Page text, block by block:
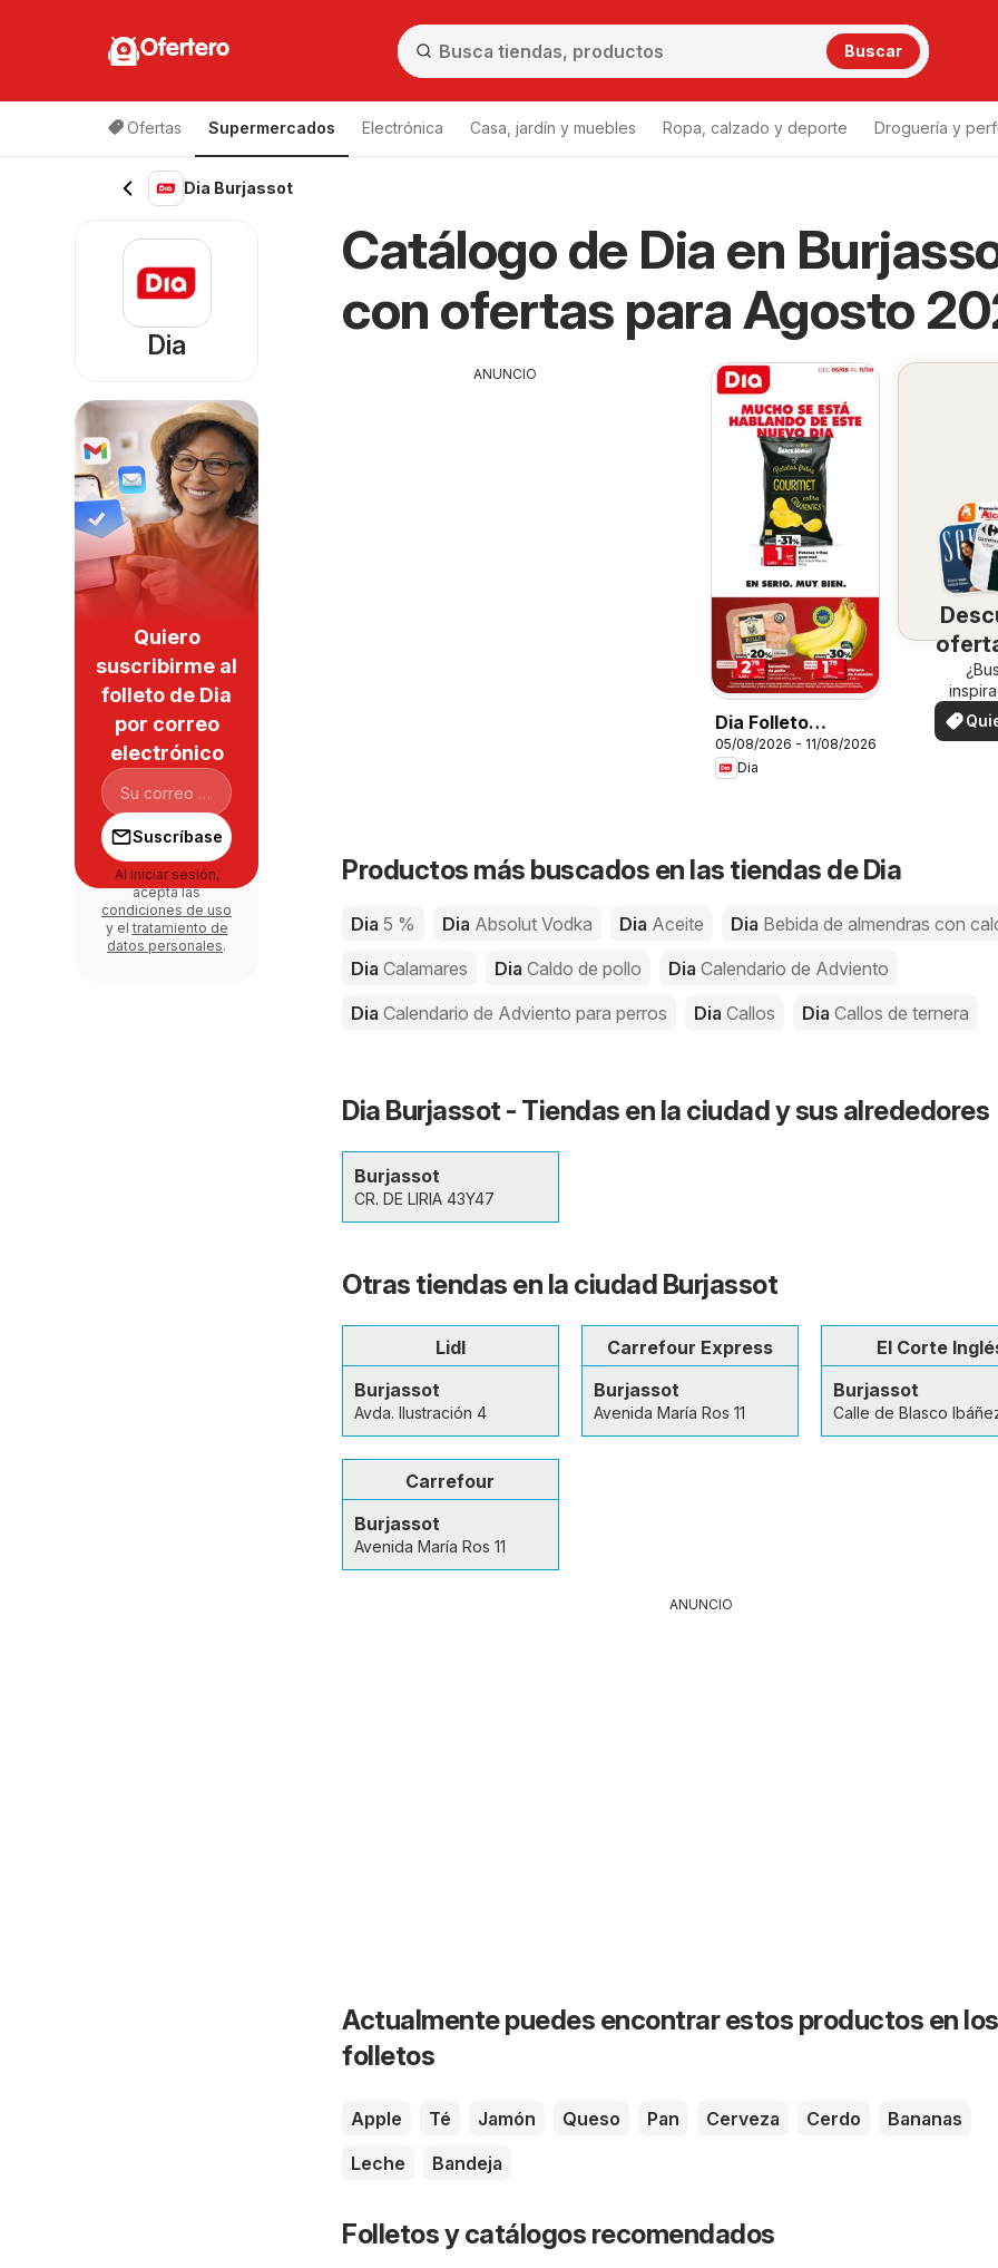
Ofertero Buscar
Ofertas Supermercados Electrónica Casa, jardín y muebles Ropa, calzado y deporte Droguería y
Dia Burjassot
Catálogo de Dia en
con ofertas para Agosto
ANUNCIO
Dia Folleto
Market
05/08/2026 - 11/08/2026
Dia
su
¡Vea
en su
ver
Productos más buscados en las tiendas de Dia
Dia 5 % Dia Absolut Vodka Dia Aceite Dia Bebida de almendras con
Dia Calamares Dia Caldo de pollo Dia Calendario de Adviento
Dia Calendario de Adviento para perros Dia Callos Dia Callos de ternera
Dia Burjassot - Tiendas en la ciudad y sus alrededores
Burjassot
CR. DE LIRIA 43Y47
Otras tiendas en la ciudad Burjassot
Lidl
Burjassot
Avda. Ilustración 4
Carrefour Express
Burjassot
Avenida María Ros 11
El Corte
Burjassot
Calle de Blasco
Carrefour
Burjassot
Avenida María Ros 11
ANUNCIO
Actualmente puedes encontrar estos productos en los
folletos
Apple Té Jamón Queso Pan Cerveza Cerdo
Bananas
Leche
Bandeja
Folletos y catálogos recomendados
Dia
Quiero
suscribirme al
folleto de Dia
por correo
electrónico
Suscríbase
Al iniciar sesión,
acepta las
condiciones de uso
y el tratamiento de
datos personales.